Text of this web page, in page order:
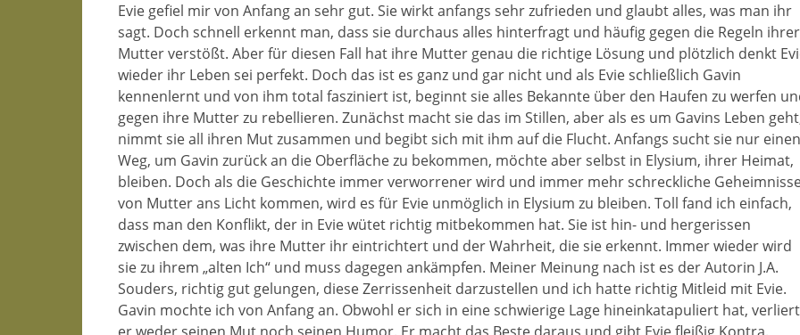
Evie gefiel mir von Anfang an sehr gut. Sie wirkt anfangs sehr zufrieden und glaubt alles, was man ihr
sagt. Doch schnell erkennt man, dass sie durchaus alles hinterfragt und häufig gegen die Regeln ihrer
Mutter verstößt. Aber für diesen Fall hat ihre Mutter genau die richtige Lösung und plötzlich denkt
wieder ihr Leben sei perfekt. Doch das ist es ganz und gar nicht und als Evie schließlich Gavin
kennenlernt und von ihm total fasziniert ist, beginnt sie alles Bekannte über den Haufen zu werfen
gegen ihre Mutter zu rebellieren. Zunächst macht sie das im Stillen, aber als es um Gavins Leben
nimmt sie all ihren Mut zusammen und begibt sich mit ihm auf die Flucht. Anfangs sucht sie nur einen
Weg, um Gavin zurück an die Oberfläche zu bekommen, möchte aber selbst in Elysium, ihrer Heimat,
bleiben. Doch als die Geschichte immer verworrener wird und immer mehr schreckliche
von Mutter ans Licht kommen, wird es für Evie unmöglich in Elysium zu bleiben. Toll fand ich einfach,
dass man den Konflikt, der in Evie wütet richtig mitbekommen hat. Sie ist hin- und hergerissen
zwischen dem, was ihre Mutter ihr eintrichtert und der Wahrheit, die sie erkennt. Immer wieder wird
sie zu ihrem „alten Ich“ und muss dagegen ankämpfen. Meiner Meinung nach ist es der Autorin J.A.
Souders, richtig gut gelungen, diese Zerrissenheit darzustellen und ich hatte richtig Mitleid mit Evie.
Gavin mochte ich von Anfang an. Obwohl er sich in eine schwierige Lage hineinkatapuliert hat, verliert